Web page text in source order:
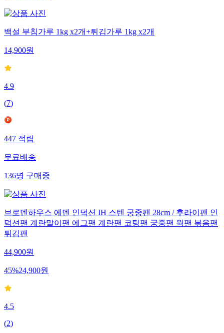
백설 부침가루 1kg x2개+튀김가루 1kg x2개
14,900원
4.9
(7)
447 적립
무료배송
136명 구매중
브로덴하우스 에덴 인덕션 IH 스텐 궁중팬 28cm / 후라이팬 인
덕션팬 계란말이팬 에그팬 계란팬 코팅팬 궁중팬 웍팬 볶음팬
튀김팬
44,900원
45%24,900원
4.5
(2)